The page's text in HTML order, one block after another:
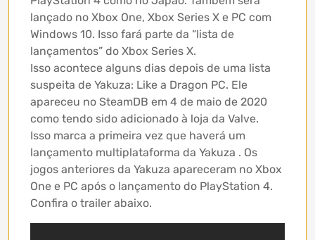
lançado no Xbox One, Xbox Series X e PC com
Windows 10. Isso fará parte da “lista de
lançamentos” do Xbox Series X.
Isso acontece alguns dias depois de uma lista
suspeita de Yakuza: Like a Dragon PC. Ele
apareceu no SteamDB em 4 de maio de 2020
como tendo sido adicionado à loja da Valve.
Isso marca a primeira vez que haverá um
lançamento multiplataforma da Yakuza . Os
jogos anteriores da Yakuza apareceram no Xbox
One e PC após o lançamento do PlayStation 4.
Confira o trailer abaixo.